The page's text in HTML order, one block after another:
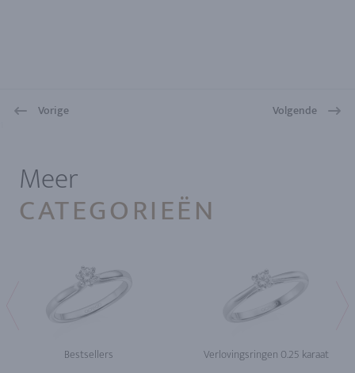
Vorige Volgende
Meer
CATEGORIEËN
Bestsellers Verlovingsringen 0.25 karaat